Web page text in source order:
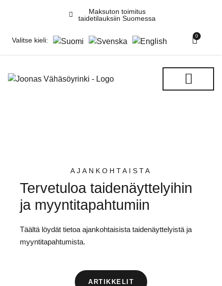
Maksuton toimitus
taidetilauksiin Suomessa
Valitse kieli:
0
AJANKOHTAISTA
Tervetuloa taide­näyttelyihin
ja myynti­­tapahtumiin
Täältä löydät tietoa ajankohtaisista taidenäyttelyistä ja
myyntitapahtumista.
ARTIKKELIT